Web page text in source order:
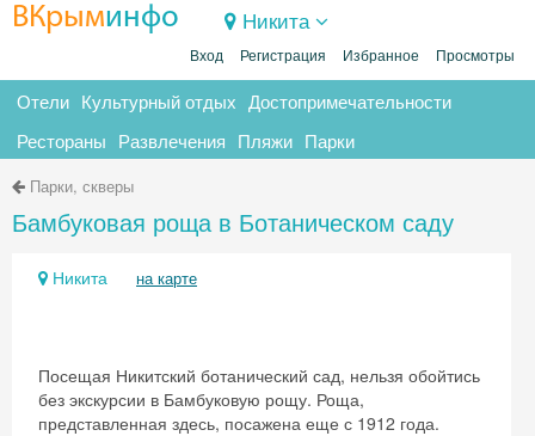
ВКрыминфо Никита
Вход Регистрация Избранное Просмотры
Отели Культурный отдых Достопримечательности
Рестораны Развлечения Пляжи Парки
Парки, скверы
Бамбуковая роща в Ботаническом саду
Никита на карте
Посещая Никитский ботанический сад, нельзя обойтись
без экскурсии в Бамбуковую рощу. Роща,
представленная здесь, посажена еще с 1912 года.